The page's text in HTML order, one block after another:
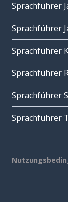
Sprachführer
Sprachführer
Sprachführer
Sprachführer
Sprachführer
Sprachführer